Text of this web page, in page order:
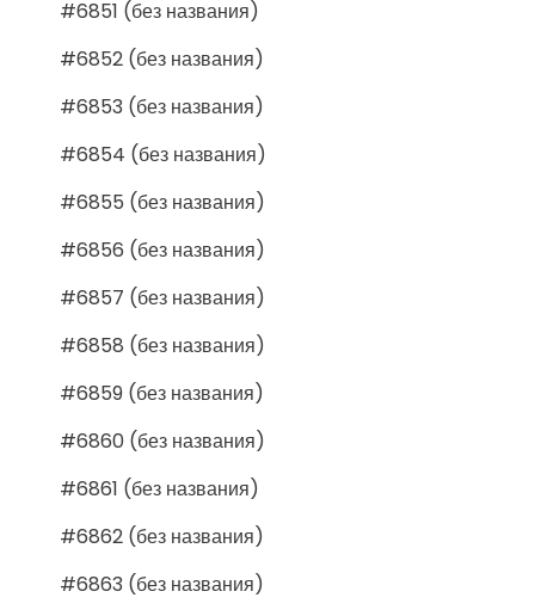
#6851 (без названия)
#6852 (без названия)
#6853 (без названия)
#6854 (без названия)
#6855 (без названия)
#6856 (без названия)
#6857 (без названия)
#6858 (без названия)
#6859 (без названия)
#6860 (без названия)
#6861 (без названия)
#6862 (без названия)
#6863 (без названия)